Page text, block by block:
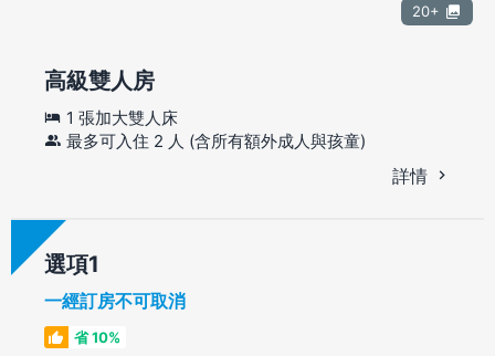
20+
高級雙人房
1 張加大雙人床
最多可入住 2 人 (含所有額外成人與孩童)
詳情
選項
一經訂房不可取消
省 10%